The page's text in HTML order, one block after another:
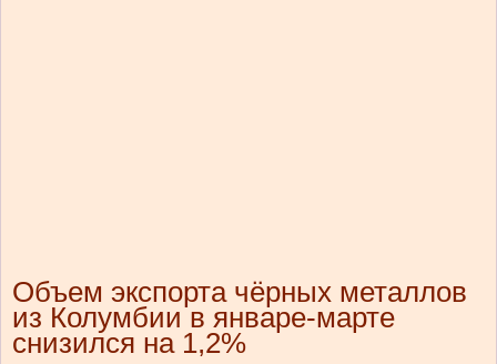
Объем экспорта чёрных металлов
из Колумбии в январе-марте
снизился на 1,2%